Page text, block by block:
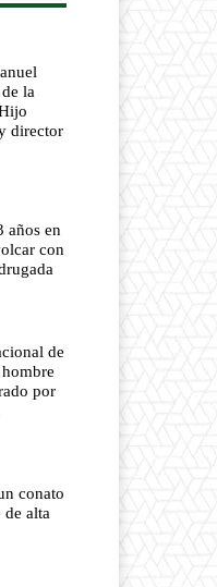
la
director
años en
con
de
por
conato
de alta